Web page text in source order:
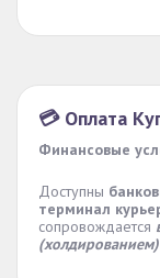
💳 Оплата
Финансовые
Доступны
терминал
сопровождается
(холдированием)